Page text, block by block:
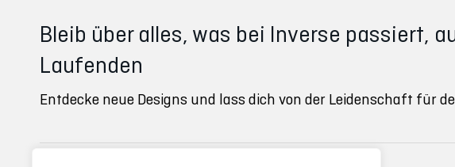
Bleib über alles, was bei Inverse passiert,
Laufenden
Entdecke neue Designs und lass dich von der Leidenschaft für